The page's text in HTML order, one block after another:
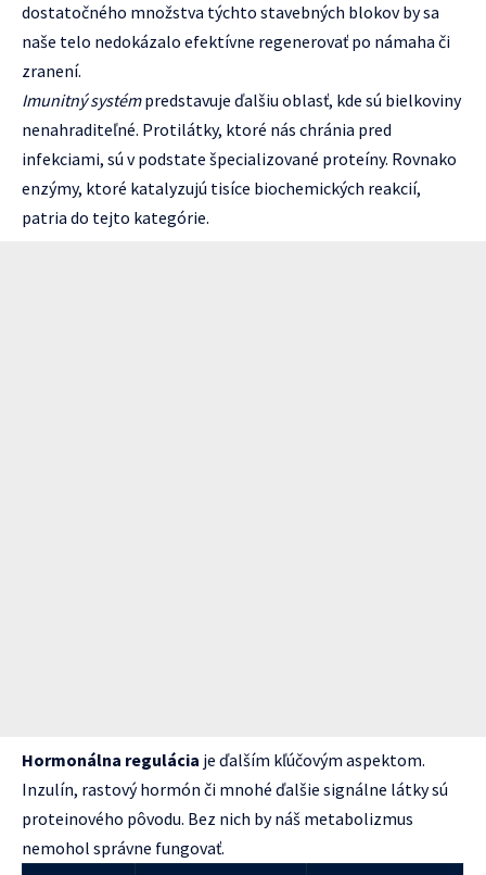
dostatočného množstva týchto stavebných blokov by sa
naše telo nedokázalo efektívne regenerovať po námaha či
zranení.
Imunitný systémpredstavuje ďalšiu oblasť, kde sú bielkoviny
nenahraditeľné. Protilátky, ktoré nás chránia pred
infekciami, sú v podstate špecializované proteíny. Rovnako
enzýmy, ktoré katalyzujú tisíce biochemických reakcií,
patria do tejto kategórie.
Hormonálna regulácia je ďalším kľúčovým aspektom.
Inzulín, rastový hormón či mnohé ďalšie signálne látky sú
proteinového pôvodu. Bez nich by náš metabolizmus
nemohol správne fungovať.